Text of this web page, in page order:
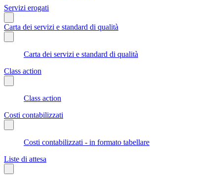
Servizi erogati
Carta dei servizi e standard di qualità
Carta dei servizi e standard di qualità
Class action
Class action
Costi contabilizzati
Costi contabilizzati - in formato tabellare
Liste di attesa